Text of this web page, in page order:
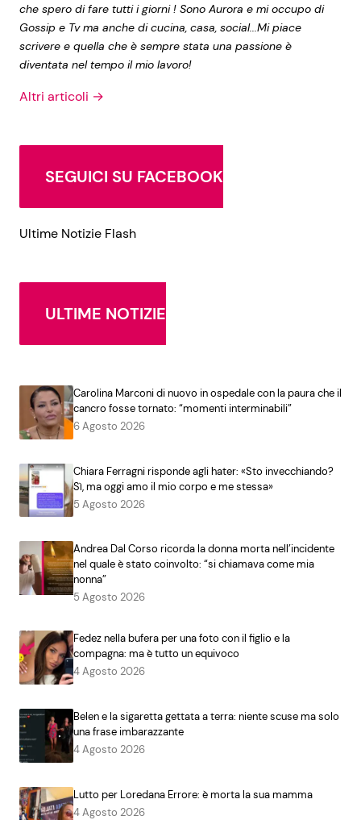
che spero di fare tutti i giorni ! Sono Aurora e mi occupo di
Gossip e Tv ma anche di cucina, casa, social...Mi piace
scrivere e quella che è sempre stata una passione è
diventata nel tempo il mio lavoro!
Altri articoli →
SEGUICI SU FACEBOOK
Ultime Notizie Flash
ULTIME NOTIZIE
Carolina Marconi di nuovo in ospedale con la paura che il
cancro fosse tornato: “momenti interminabili”
6 Agosto 2026
Chiara Ferragni risponde agli hater: «Sto invecchiando?
Sì, ma oggi amo il mio corpo e me stessa»
5 Agosto 2026
Andrea Dal Corso ricorda la donna morta nell’incidente
nel quale è stato coinvolto: “si chiamava come mia
nonna”
5 Agosto 2026
Fedez nella bufera per una foto con il figlio e la
compagna: ma è tutto un equivoco
4 Agosto 2026
Belen e la sigaretta gettata a terra: niente scuse ma solo
una frase imbarazzante
4 Agosto 2026
Lutto per Loredana Errore: è morta la sua mamma
4 Agosto 2026